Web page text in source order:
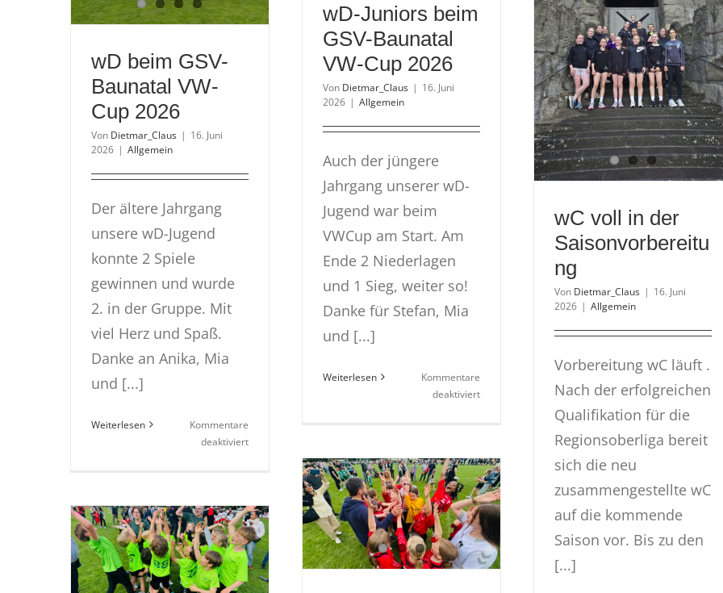
wD-Juniors beim
GSV-Baunatal
VW-Cup 2026
Von Dietmar_Claus | 16. Juni
2026 | Allgemein
Auch der jüngere
Jahrgang unserer wD-
Jugend war beim
VWCup am Start. Am
Ende 2 Niederlagen
und 1 Sieg, weiter so!
Danke für Stefan, Mia
und [...]
Weiterlesen
Kommentare
deaktiviertfür
GSV-
Baunatal
VW-
Cup
2026
wD beim GSV-
Baunatal VW-
Cup 2026
Von Dietmar_Claus | 16. Juni
2026 | Allgemein
Der ältere Jahrgang
unsere wD-Jugend
konnte 2 Spiele
gewinnen und wurde
2. in der Gruppe. Mit
viel Herz und Spaß.
Danke an Anika, Mia
und [...]
Weiterlesen
Kommentare
deaktiviertfür
Baunatal
VW-
Cup
2026
wC voll in der
Saisonvorbereitu
ng
Von Dietmar_Claus | 16. Juni
2026 | Allgemein
Vorbereitung wC läuft .
Nach der erfolgreichen
Qualifikation für die
Regionsoberliga bereit
sich die neu
zusammengestellte wC
auf die kommende
Saison vor. Bis zu den
[...]